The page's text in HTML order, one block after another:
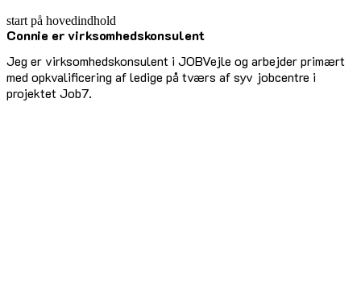
start på hovedindhold
Connie er virksomhedskonsulent
Jeg er virksomhedskonsulent i JOBVejle og arbejder primært
med opkvalificering af ledige på tværs af syv jobcentre i
projektet Job7.
senest opdateret 2. marts 2026